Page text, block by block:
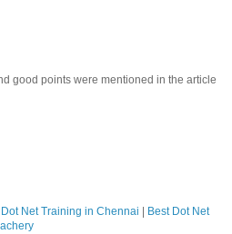
good points were mentioned in the article
Dot Net Training in Chennai
Best Dot Net